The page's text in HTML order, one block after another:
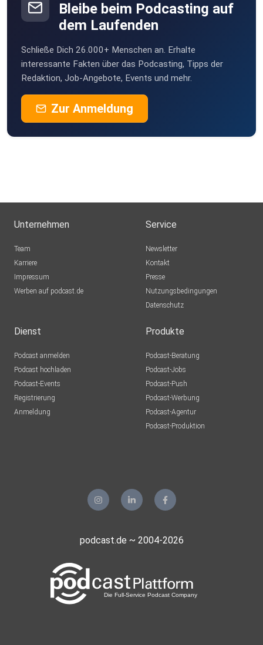
Bleibe beim Podcasting auf
dem Laufenden
Schließe Dich 26.000+ Menschen an. Erhalte
interessante Fakten über das Podcasting, Tipps der
Redaktion, Job-Angebote, Events und mehr.
Zur Anmeldung
Unternehmen
Team
Karriere
Impressum
Werben auf podcast.de
Service
Newsletter
Kontakt
Presse
Nutzungsbedingungen
Datenschutz
Dienst
Podcast anmelden
Podcast hochladen
Podcast-Events
Registrierung
Anmeldung
Produkte
Podcast-Beratung
Podcast-Jobs
Podcast-Push
Podcast-Werbung
Podcast-Agentur
Podcast-Produktion
podcast.de ~ 2004-2026